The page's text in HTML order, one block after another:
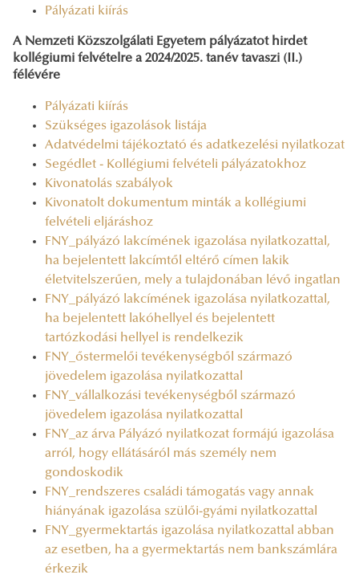
Pályázati kiírás
A Nemzeti Közszolgálati Egyetem pályázatot hirdet
kollégiumi felvételre a 2024/2025. tanév tavaszi (II.)
félévére
Pályázati kiírás
Szükséges igazolások listája
Adatvédelmi tájékoztató és adatkezelési nyilatkozat
Segédlet - Kollégiumi felvételi pályázatokhoz
Kivonatolás szabályok
Kivonatolt dokumentum minták a kollégiumi
felvételi eljáráshoz
FNY_pályázó lakcímének igazolása nyilatkozattal,
ha bejelentett lakcímtől eltérő címen lakik
életvitelszerűen, mely a tulajdonában lévő ingatlan
FNY_pályázó lakcímének igazolása nyilatkozattal,
ha bejelentett lakóhellyel és bejelentett
tartózkodási hellyel is rendelkezik
FNY_őstermelői tevékenységből származó
jövedelem igazolása nyilatkozattal
FNY_vállalkozási tevékenységből származó
jövedelem igazolása nyilatkozattal
FNY_az árva Pályázó nyilatkozat formájú igazolása
arról, hogy ellátásáról más személy nem
gondoskodik
FNY_rendszeres családi támogatás vagy annak
hiányának igazolása szülői-gyámi nyilatkozattal
FNY_gyermektartás igazolása nyilatkozattal abban
az esetben, ha a gyermektartás nem bankszámlára
érkezik